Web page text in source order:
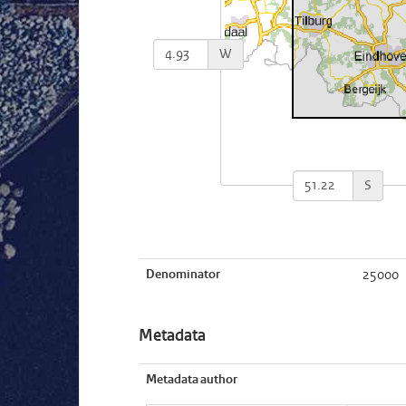
S
W
Denominator 25000
Metadata
Metadata author